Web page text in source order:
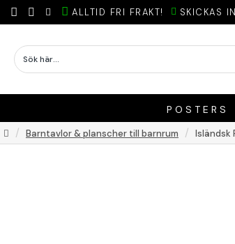
ALLTID FRI FRAKT! SKICKAS
POSTERS
Barntavlor & planscher till barnrum Isländsk